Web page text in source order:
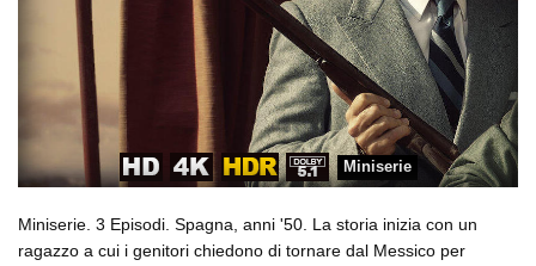
Miniserie
Miniserie. 3 Episodi. Spagna, anni '50. La storia inizia con un
ragazzo a cui i genitori chiedono di tornare dal Messico per